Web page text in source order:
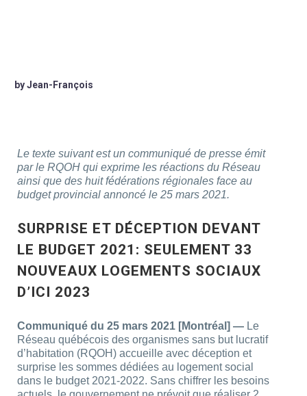
by Jean-François
Le texte suivant est un communiqué de presse émit
par le RQOH qui exprime les réactions du Réseau
ainsi que des huit fédérations régionales face au
budget provincial annoncé le 25 mars 2021.
SURPRISE ET DÉCEPTION DEVANT
LE BUDGET 2021: SEULEMENT 33
NOUVEAUX LOGEMENTS SOCIAUX
D’ICI 2023
Communiqué du 25 mars 2021 [Montréal] — Le
Réseau québécois des organismes sans but lucratif
d’habitation (RQOH) accueille avec déception et
surprise les sommes dédiées au logement social
dans le budget 2021-2022. Sans chiffrer les besoins